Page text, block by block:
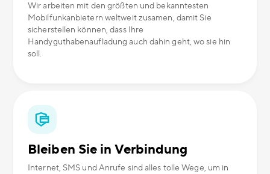
Wir arbeiten mit den größten und bekanntesten
Mobilfunkanbietern weltweit zusamen, damit Sie
sicherstellen können, dass Ihre
Handyguthabenaufladung auch dahin geht, wo sie hin
soll.
Bleiben Sie in Verbindung
Internet, SMS und Anrufe sind alles tolle Wege, um in